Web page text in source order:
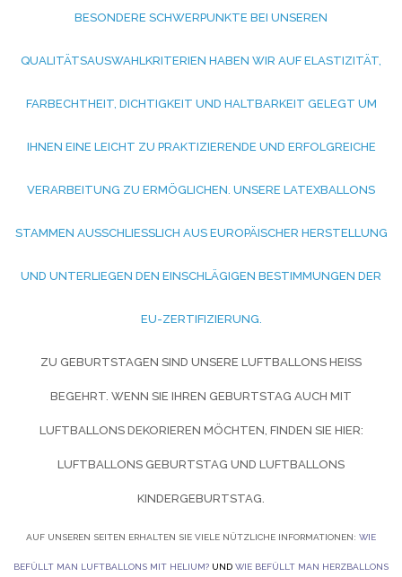
ESONDERE SCHWERPUNKTE BEI UNSEREN Q
UALITÄTSAUSWAHLKRITERIEN HABEN WIR AUF ELASTIZITÄT, F
ARBECHTHEIT, DICHTIGKEIT UND HALTBARKEIT GELEGT UM I
HNEN EINE LEICHT ZU PRAKTIZIERENDE UND ERFOLGREICHE V
ERARBEITUNG ZU ERMÖGLICHEN. UNSERE LATEXBALLONS S
TAMMEN AUSSCHLIESSLICH AUS EUROPÄISCHER HERSTELLUNG UN
D UNTERLIEGEN DEN EINSCHLÄGIGEN BESTIMMUNGEN DER EU
-ZERTIFIZIERUNG.
ZU GEBURTSTAGEN SIND UNSERE LUFTBALLONS HEISS B
EGEHRT. WENN SIE IHREN GEBURTSTAG AUCH MIT L
UFTBALLONS DEKORIEREN MÖCHTEN, FINDEN SIE HIER:
LUFTBALLONS GEBURTSTAG UND LUFTBALLONS
KINDERGEBURTSTAG.
AUF UNSEREN SEITEN ERHALTEN SIE VIELE NÜTZLICHE INFORMATIONEN: WIE
BEFÜLLT MAN LUFTBALLONS MIT HELIUM? UND WIE BEFÜLLT MAN HERZBALLONS